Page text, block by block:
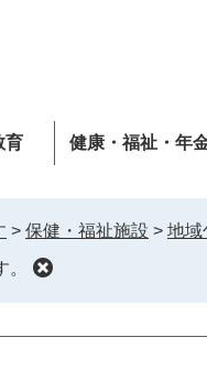
育 健康・福祉・年
> 保健・福祉施設 > 地域